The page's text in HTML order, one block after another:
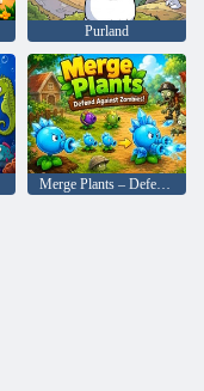
Purland
Merge Plants – Defense Zombies